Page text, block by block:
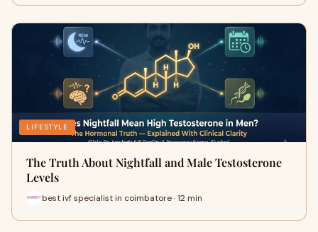
LIFESTYLE
The Truth About Nightfall and Male Testosterone
Levels
best ivf specialist in coimbatore · 12 min